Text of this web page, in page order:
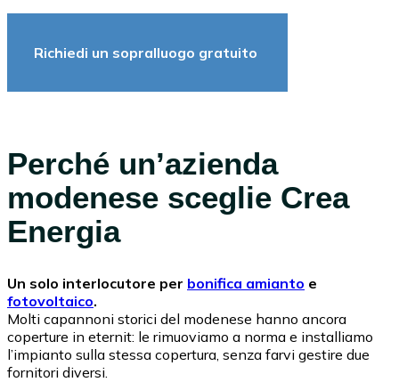
Richiedi un sopralluogo gratuito
Perché un’azienda
modenese sceglie Crea
Energia
Un solo interlocutore per bonifica amianto e
fotovoltaico.
Molti capannoni storici del modenese hanno ancora
coperture in eternit: le rimuoviamo a norma e installiamo
l’impianto sulla stessa copertura, senza farvi gestire due
fornitori diversi.